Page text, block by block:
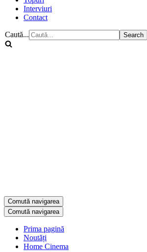
Interviuri
Contact
Caută...
Comută navigarea
Comută navigarea
Prima pagină
Noutăți
Home Cinema